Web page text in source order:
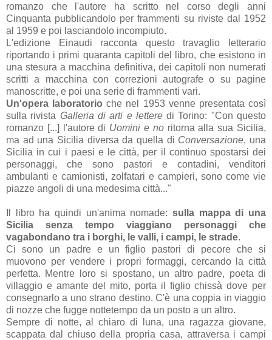
romanzo che l'autore ha scritto nel corso degli anni
Cinquanta pubblicandolo per frammenti su riviste dal 1952
al 1959 e poi lasciandolo incompiuto.
L'edizione Einaudi racconta questo travaglio letterario
riportando i primi quaranta capitoli del libro, che esistono in
una stesura a macchina definitiva, dei capitoli non numerati
scritti a macchina con correzioni autografe o su pagine
manoscritte, e poi una serie di frammenti vari.
Un'opera laboratorio che nel 1953 venne presentata così
sulla rivista Galleria di arti e letteredi Torino: "Con questo
romanzo [...] l'autore di Uomini e noritorna alla sua Sicilia,
ma ad una Sicilia diversa da quella di Conversazione, una
Sicilia in cui i paesi e le città, per il continuo spostarsi dei
personaggi, che sono pastori e contadini, venditori
ambulanti e camionisti, zolfatari e campieri, sono come vie
piazze angoli di una medesima città..."
Il libro ha quindi un'anima nomade: sulla mappa di una
Sicilia senza tempo viaggiano personaggi che
vagabondano tra i borghi, le valli, i campi, le strade.
Ci sono un padre e un figlio pastori di pecore che si
muovono per vendere i propri formaggi, cercando la città
perfetta. Mentre loro si spostano, un altro padre, poeta di
villaggio e amante del mito, porta il figlio chissà dove per
consegnarlo a uno strano destino. C'è una coppia in viaggio
di nozze che fugge nottetempo da un posto a un altro.
Sempre di notte, al chiaro di luna, una ragazza giovane,
scappata dal chiuso della propria casa, attraversa i campi